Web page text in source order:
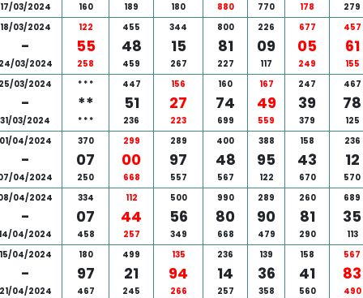
17/03/2024 160 189 180 880 770 178
279
18/03/2024
-
03/2024
122
55
258
455
48
459
344
15
267
800
81
227
226
09
117
677
05
249
457
61
155
03/2024
-
31/03/2024
* * *
**
* * *
447
51
236
156
27
223
160
74
699
167
49
559
247
39
379
467
78
125
04/2024
-
04/2024
370
07
250
299
00
668
289
97
557
400
48
567
388
95
122
158
43
670
236
12
570
04/2024
-
04/2024
334
07
458
112
44
257
500
56
349
990
80
668
289
90
479
260
81
290
689
35
113
04/2024
-
04/2024
180
97
467
499
21
245
135
94
266
236
14
257
139
36
358
158
41
560
567
83
490